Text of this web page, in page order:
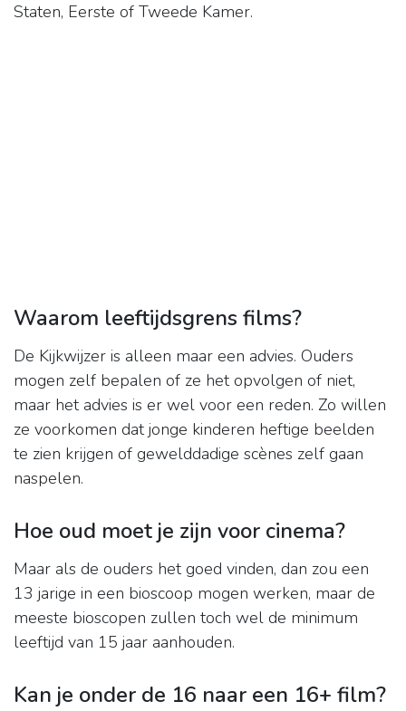
Staten, Eerste of Tweede Kamer.
Waarom leeftijdsgrens films?
De Kijkwijzer is alleen maar een advies. Ouders
mogen zelf bepalen of ze het opvolgen of niet,
maar het advies is er wel voor een reden. Zo willen
ze voorkomen dat jonge kinderen heftige beelden
te zien krijgen of gewelddadige scènes zelf gaan
naspelen.
Hoe oud moet je zijn voor cinema?
Maar als de ouders het goed vinden, dan zou een
13 jarige in een bioscoop mogen werken, maar de
meeste bioscopen zullen toch wel de minimum
leeftijd van 15 jaar aanhouden.
Kan je onder de 16 naar een 16+ film?